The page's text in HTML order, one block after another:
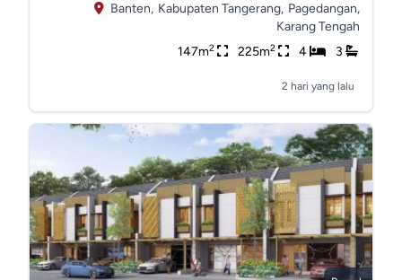
Banten, Kabupaten Tangerang, Pagedangan,
Karang Tengah
147m2 225m2 4 3
2 hari yang lalu